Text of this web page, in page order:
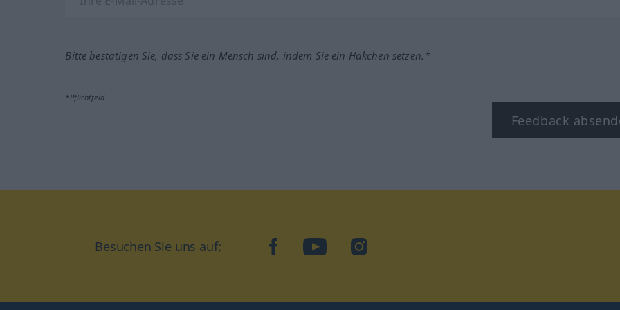
Bitte bestätigen Sie, dass Sie ein Mensch sind, indem Sie ein Häkchen setzen.*
*Pflichtfeld
Feedback
Besuchen Sie uns auf: facebookYouTubeInstagram